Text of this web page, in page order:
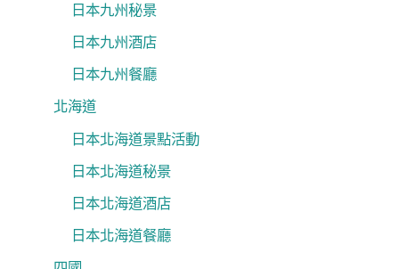
日本九州秘景
日本九州酒店
日本九州餐廳
北海道
日本北海道景點活動
日本北海道秘景
日本北海道酒店
日本北海道餐廳